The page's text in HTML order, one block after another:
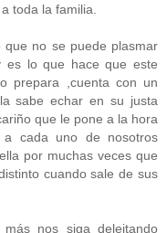
toda la familia.
que no se puede plasmar
es lo que hace que este
prepara ,cuenta con un
sabe echar en su justa
que le pone a la hora
a cada uno de nosotros
por muchas veces que
cuando sale de sus
nos siga deleitando